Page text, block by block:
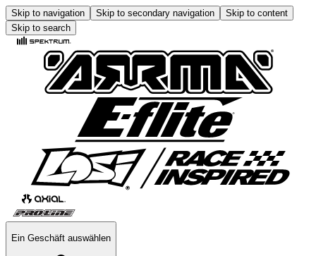
Skip to navigation Skip to secondary navigation
Skip to content
Skip to search
Ein Geschäft auswählen